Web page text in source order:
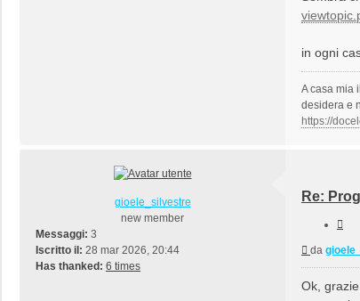
in ogni
A casa mia
desidera e
https://
gioele_silvestre
new member
Messaggi: 3
Iscritto il: 28 mar 2026, 20:44
Has thanked: 6 times
Re:
Messaggio
da
Ok,